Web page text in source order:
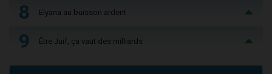
8 Elyana au buisson ardent
9 Être Juif, ça vaut des milliards